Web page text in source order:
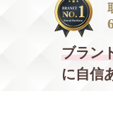
ブラン
に自信